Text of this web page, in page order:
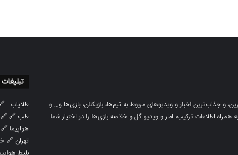
و جذاب‌ترین اخبار و ویدیوهای مربوط به تیم‌ها، بازیکنان، بازی‌ها و… و
اطلاعات ترکیب، امار و ویدیو‌‌ گل‌ و خلاصه بازی‌ها را در اختیار شما
طلایاب
طب 🔗 🔗
هواپیما 🔗
تهران 🔗